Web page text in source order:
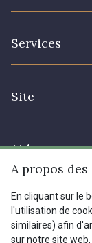
Services
Site
Prix réduits
Magazine
Aide
Livraison :
Retours &
Menu
A propos
En cliquant sur le
l'utilisation de
similaires) afin
sur notre site